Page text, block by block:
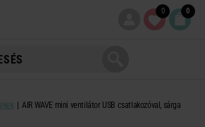
0 0
AIR WAVE mini ventilátor USB csatlakozóval, sárga